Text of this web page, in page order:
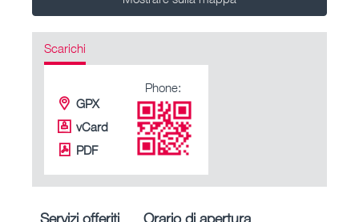
Scarichi
GPX
vCard
PDF
Phone:
Servizi offeriti Orario di apertura